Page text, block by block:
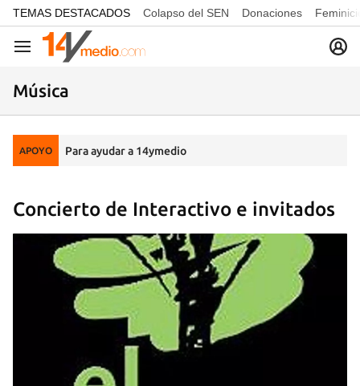
common.go-to-content
TEMAS DESTACADOS Colapso del SEN Donaciones
Navegación
Música
APOYO Para ayudar a 14ymedio
Concierto de Interactivo e invitados